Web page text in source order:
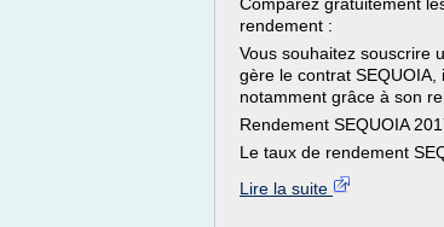
rendement :
Vous souhaitez souscrire
gère le contrat
notamment grâce à son
Rendement SEQUOIA
Le taux de rendement
Lire la suite